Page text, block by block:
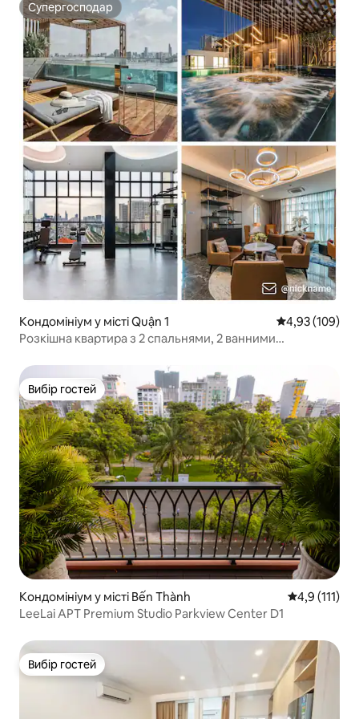
Супергосподар
Супергосподар
Кондомініум у місті Quận 1 Середня
4,93 (109)
Розкішна квартира з 2 спальнями, 2 ванними
тренажерним залом
Вибір гостей
Вибір гостей
Кондомініум у місті Bến Thành Середня
4,9 (111)
LeeLai APT Premium Studio Parkview Center D1
Вибір гостей
Вибір гостей